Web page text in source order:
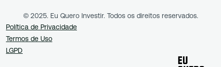
© 2025. Eu Quero Investir. Todos os direitos reservados.
Política de Privacidade
Termos de Uso
LGPD